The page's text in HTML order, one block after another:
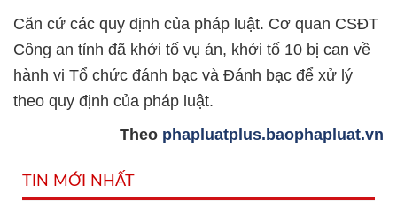
Căn cứ các quy định của pháp luật. Cơ quan CSĐT
Công an tỉnh đã khởi tố vụ án, khởi tố 10 bị can về
hành vi Tổ chức đánh bạc và Đánh bạc để xử lý
theo quy định của pháp luật.
Theo phapluatplus.baophapluat.vn
TIN MỚI NHẤT